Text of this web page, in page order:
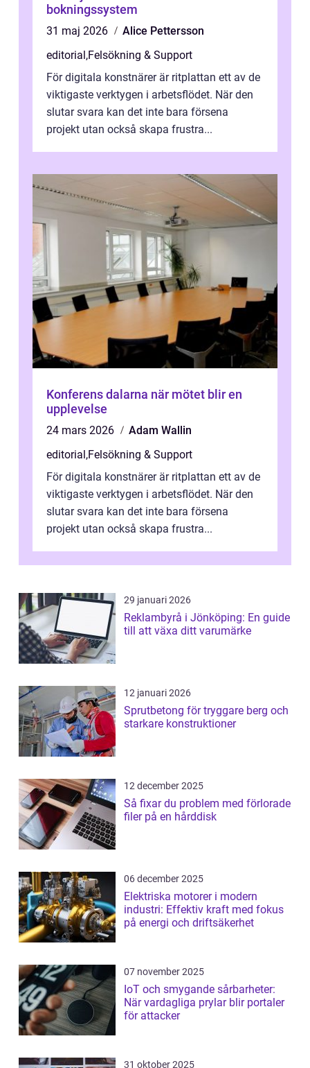
bokningssystem
31 maj 2026
Alice Pettersson
editorial,Felsökning & Support
För digitala konstnärer är ritplattan ett av de
viktigaste verktygen i arbetsflödet. När den
slutar svara kan det inte bara försena
projekt utan också skapa frustra...
Konferens dalarna när mötet blir en
upplevelse
24 mars 2026
Adam Wallin
editorial,Felsökning & Support
För digitala konstnärer är ritplattan ett av de
viktigaste verktygen i arbetsflödet. När den
slutar svara kan det inte bara försena
projekt utan också skapa frustra...
29 januari 2026
Reklambyrå i Jönköping: En guide
till att växa ditt varumärke
12 januari 2026
Sprutbetong för tryggare berg och
starkare konstruktioner
12 december 2025
Så fixar du problem med förlorade
filer på en hårddisk
06 december 2025
Elektriska motorer i modern
industri: Effektiv kraft med fokus
på energi och driftsäkerhet
07 november 2025
IoT och smygande sårbarheter:
När vardagliga prylar blir portaler
för attacker
31 oktober 2025